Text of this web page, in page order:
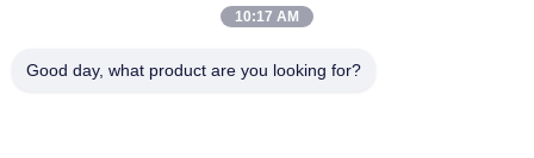
0086-15367845621
10:17 AM
Good day, what product are you looking for?